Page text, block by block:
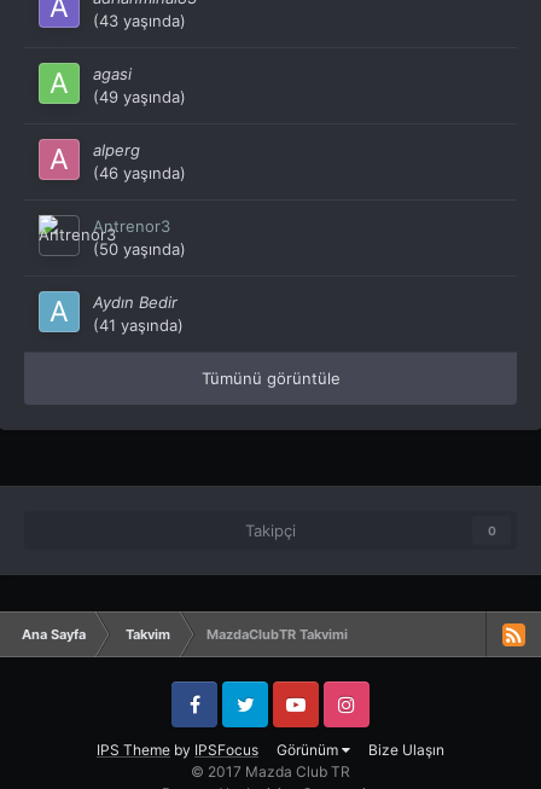
(43 yaşında)
agasi
(49 yaşında)
alperg
(46 yaşında)
Antrenor3
(50 yaşında)
Aydın Bedir
(41 yaşında)
Tümünü görüntüle
Takipçi 0
Ana Sayfa Takvim MazdaClubTR Takvimi
IPS Theme by IPSFocus Görünüm Bize Ulaşın
FacebookTwitter YouTube Instagram
© 2017 Mazda Club TR